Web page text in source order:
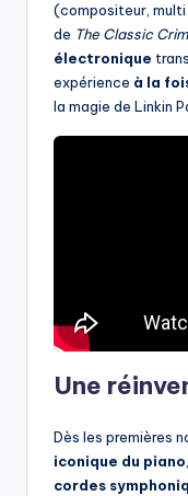
(compositeur,
de The Classic
électronique
expérience à la
la magie de Linkin
Une
Dès les premières
iconique du piano
cordes